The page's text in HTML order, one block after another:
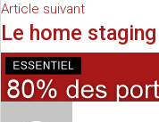
Article suivant
Le home